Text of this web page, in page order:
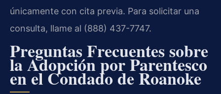
únicamente con cita previa. Para solicitar una
consulta, llame al (888) 437-7747.
Preguntas Frecuentes sobre
la Adopción por Parentesco
en el Condado de Roanoke